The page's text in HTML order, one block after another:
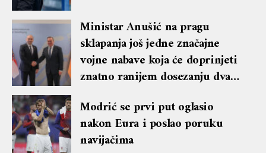
Ministar Anušić na pragu
sklapanja još jedne značajne
vojne nabave koja će doprinjeti
znatno ranijem dosezanju dva
obranu od planiranog
Modrić se prvi put oglasio
nakon Eura i poslao poruku
navijačima